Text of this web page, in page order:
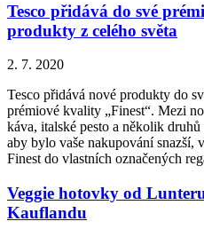
Tesco přidává do své
produkty z celého světa
2. 7. 2020
Tesco přidává nové produkty do
prémiové kvality „Finest“. Mezi
káva, italské pesto a několik
aby bylo vaše nakupování snazší,
Finest do vlastních označených
Veggie hotovky od
Kauflandu